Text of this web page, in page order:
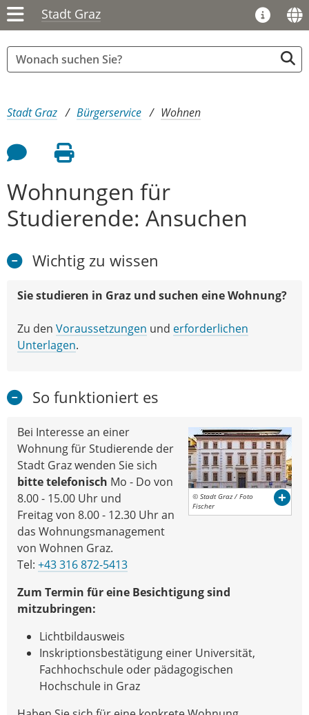
Stadt Graz
Sie sind hier:
Stadt Graz Bürgerservice Wohnen
Feedback an Autor
Seite drucken
Wohnungen für
Studierende: Ansuchen
Wichtig zu wissen
Sie studieren in Graz und suchen eine Wohnung?
Zu den Voraussetzungen und erforderlichen
Unterlagen.
So funktioniert es
© Stadt Graz / Foto
Fischer
Bei Interesse an einer
Wohnung für Studierende der
Stadt Graz wenden Sie sich
bitte telefonisch Mo - Do von
8.00 - 15.00 Uhr und
Freitag von 8.00 - 12.30 Uhr an
das Wohnungsmanagement
von Wohnen Graz.
Tel: +43 316 872-5413
Zum Termin für eine Besichtigung sind
mitzubringen:
Lichtbildausweis
Inskriptionsbestätigung einer Universität,
Fachhochschule oder pädagogischen
Hochschule in Graz